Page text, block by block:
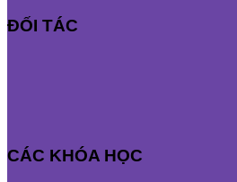
ĐỐI TÁC
CÁC KHÓA HỌC